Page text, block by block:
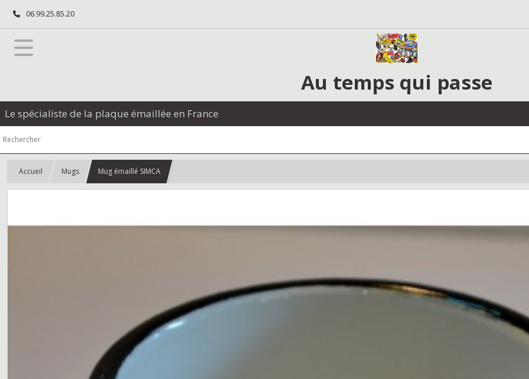
06.99.25.85.20
Au temps qui passe
Le spécialiste de la plaque émaillée en France
Accueil Mugs Mug émaillé SIMCA